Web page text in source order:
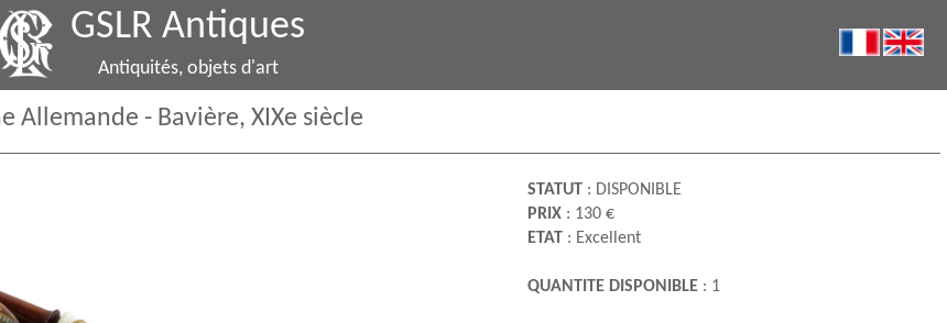
GSLR Antiques
Antiquités, objets d'art
Allemande - Bavière, XIXe siècle
STATUT: DISPONIBLE
PRIX : 130 €
ETAT: Excellent
QUANTITE DISPONIBLE: 1